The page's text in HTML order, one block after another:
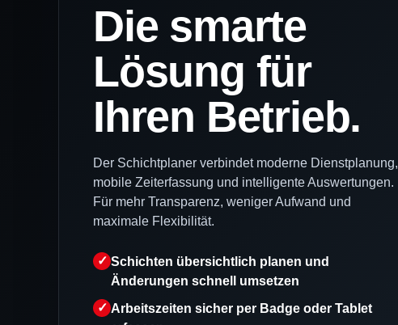
Die smarte
Lösung für
Ihren Betrieb.
Der Schichtplaner verbindet moderne Dienstplanung,
mobile Zeiterfassung und intelligente Auswertungen.
Für mehr Transparenz, weniger Aufwand und
maximale Flexibilität.
Schichten übersichtlich planen und
Änderungen schnell umsetzen
Arbeitszeiten sicher per Badge oder Tablet